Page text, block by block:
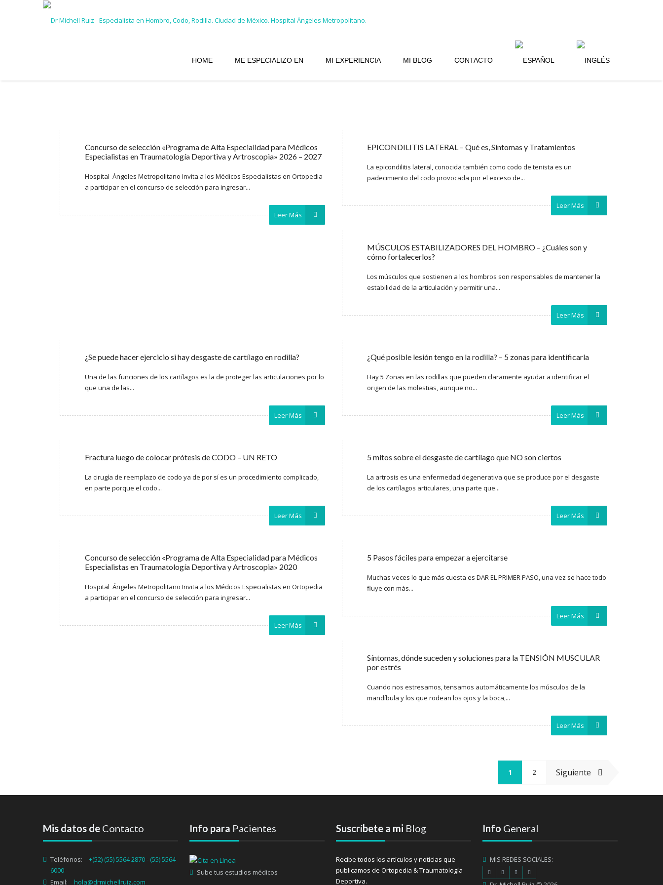
HOME ME ESPECIALIZO EN MI EXPERIENCIA MI BLOG CONTACTO
Concurso de selección «Programa de Alta Especialidad para Médicos
Especialistas en Traumatología Deportiva y Artroscopia» 2026 – 2027
Hospital Ángeles Metropolitano Invita a los Médicos Especialistas en Ortopedia
a participar en el concurso de selección para ingresar...
Leer Más
EPICONDILITIS LATERAL – Qué es, Síntomas y Tratamientos
La epicondilitis lateral, conocida también como codo de tenista es un
padecimiento del codo provocada por el exceso de...
Leer Más
MÚSCULOS ESTABILIZADORES DEL HOMBRO – ¿Cuáles son y
cómo fortalecerlos?
Los músculos que sostienen a los hombros son responsables de mantener la
estabilidad de la articulación y permitir una...
Leer Más
¿Se puede hacer ejercicio si hay desgaste de cartílago en rodilla?
Una de las funciones de los cartílagos es la de proteger las articulaciones por lo
que una de las...
Leer Más
¿Qué posible lesión tengo en la rodilla? – 5 zonas para identificarla
Hay 5 Zonas en las rodillas que pueden claramente ayudar a identificar el
origen de las molestias, aunque no...
Leer Más
Fractura luego de colocar prótesis de CODO – UN RETO
La cirugía de reemplazo de codo ya de por sí es un procedimiento complicado,
en parte porque el codo...
Leer Más
5 mitos sobre el desgaste de cartílago que NO son ciertos
La artrosis es una enfermedad degenerativa que se produce por el desgaste
de los cartílagos articulares, una parte que...
Leer Más
Concurso de selección «Programa de Alta Especialidad para Médicos
Especialistas en Traumatología Deportiva y Artroscopia» 2020
Hospital Ángeles Metropolitano Invita a los Médicos Especialistas en Ortopedia
a participar en el concurso de selección para ingresar...
Leer Más
5 Pasos fáciles para empezar a ejercitarse
Muchas veces lo que más cuesta es DAR EL PRIMER PASO, una vez se hace todo
fluye con más...
Leer Más
Síntomas, dónde suceden y soluciones para la TENSIÓN MUSCULAR
por estrés
Cuando nos estresamos, tensamos automáticamente los músculos de la
mandíbula y los que rodean los ojos y la boca,...
Leer Más
1 2 Siguiente
Mis datos de Contacto
Teléfonos:
+(52) (55) 5564 2870 - (55) 5564
6000
Email:
hola@drmichellruiz.com
Info para Pacientes
Sube tus estudios médicos
Suscríbete a mi Blog
Recibe todos los artículos y noticias que
publicamos de Ortopedia & Traumatología
Deportiva.
Info General
MIS REDES SOCIALES: